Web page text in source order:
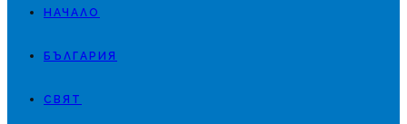
НАЧАЛО
БЪЛГАРИЯ
СВЯТ